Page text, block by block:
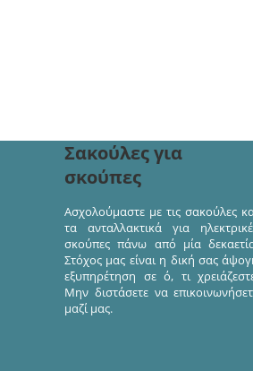
Σακούλες για
σκούπες
Ασχολούμαστε με τις σακούλες
τα ανταλλακτικά για
σκούπες πάνω από μία
Στόχος μας είναι η δική σας
εξυπηρέτηση σε ό, τι
Μην διστάσετε να
μαζί μας.